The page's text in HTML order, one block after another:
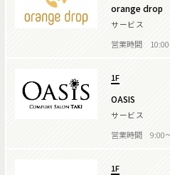
orange drop
サービス
営業時間 10:00
1F
OASIS
サービス
営業時間 9:00
1F